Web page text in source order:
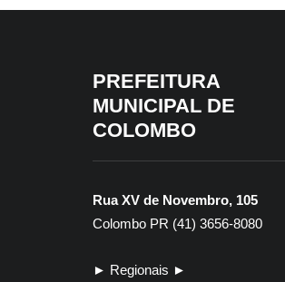
PREFEITURA
MUNICIPAL DE
COLOMBO
Rua XV de Novembro, 105
Colombo PR (41) 3656-8080
► Regionais ►